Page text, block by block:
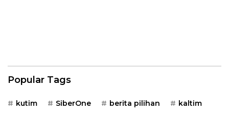
Popular Tags
kutim SiberOne berita pilihan kaltim